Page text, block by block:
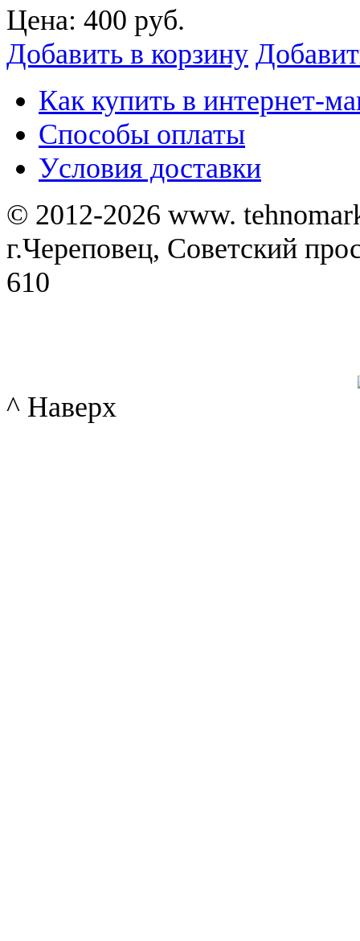
Цена: 400 руб.
Добавить в корзину
Как купить в интернет-
Способы оплаты
Уcловия доставки
© 2012-2026 www.
г.Череповец, Советский
610
^ Наверх